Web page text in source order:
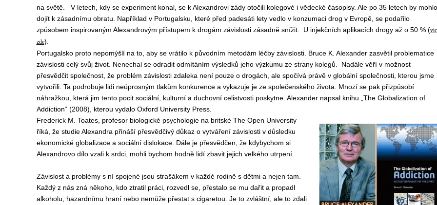
na světě. V letech, kdy se experiment konal, se k Alexandrovi zády otočili kolegové i vědecké časopisy. Ale po 35 letech by mohlo
dojít k zásadnímu obratu. Například v Portugalsku, které před padesáti lety vedlo v konzumaci drog v Evropě, se podařilo
způsobem inspirovaným Alexandrovým přístupem k drogám závislosti zásadně snížit. U injekčních aplikacích drogy až o 50 % (
zde).
Portugalsko proto nepomýšlí na to, aby se vrátilo k původním metodám léčby závislosti. Bruce K. Alexander zasvětil problematice
závislosti celý svůj život. Nenechal se odradit odmítáním výsledků jeho výzkumu ze strany kolegů. Nadále věří v možnost
přesvědčit společnost, že problém závislosti zdaleka není pouze o drogách, ale spočívá právě v globální společnosti, kterou jsme
vytvořili. Ta podrobuje lidi neúprosným tlakům konkurence a vykazuje je ze společenského života. Mnozí se pak přizpůsobí
náhražkou, která jim tento pocit sociální, kulturní a duchovní celistvosti poskytne. Alexander napsal knihu „The Globalization of
Addiction“ (2008), kterou vydalo Oxford University Press.
Frederick M. Toates, profesor biologické psychologie na britské The Open University
říká, že studie Alexandra přináší přesvědčivý důkaz o vytváření závislosti v důsledku
ekonomické globalizace a sociální dislokace. Dále je přesvědčen, že kdybychom si
Alexandrovo dílo vzali k srdci, mohli bychom hodně lidí zbavit jejich velkého utrpení.
Závislost a problémy s ní spojené jsou strašákem v každé rodině s dětmi a nejen tam.
Každý z nás zná někoho, kdo ztratil práci, rozvedl se, přestalo se mu dařit a propadl
alkoholu, hazardnímu hraní nebo nemůže přestat s cigaretou. Je to zvláštní, ale to zdali